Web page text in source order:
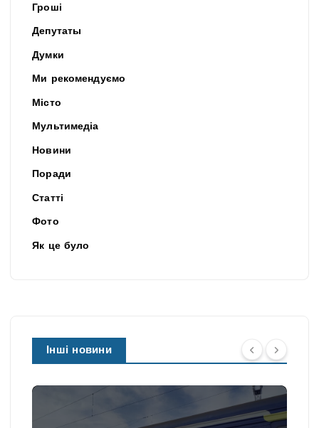
Гроші
Депутаты
Думки
Ми рекомендуємо
Місто
Мультимедіа
Новини
Поради
Статті
Фото
Як це було
Інші новини